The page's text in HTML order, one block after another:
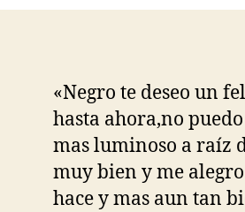
«Negro te deseo un
hasta ahora,no
mas luminoso a raíz
muy bien y me
hace y mas aun tan